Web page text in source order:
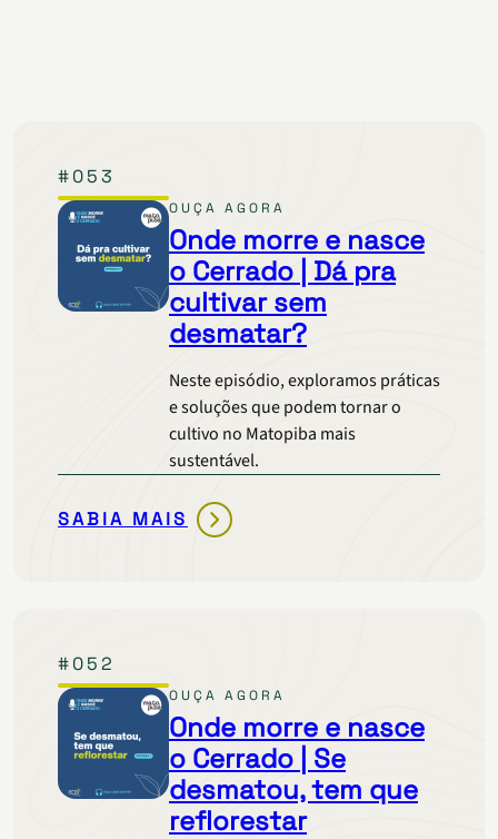
#053
OUÇA AGORA
Onde morre e nasce
o Cerrado | Dá pra
cultivar sem
desmatar?
Neste episódio, exploramos práticas
e soluções que podem tornar o
cultivo no Matopiba mais
sustentável.
SABIA MAIS
ONDE
|
DÁ
PRA
CULTIVAR
SEM
DESMATAR?
#052
OUÇA AGORA
Onde morre e nasce
o Cerrado | Se
desmatou, tem que
reflorestar